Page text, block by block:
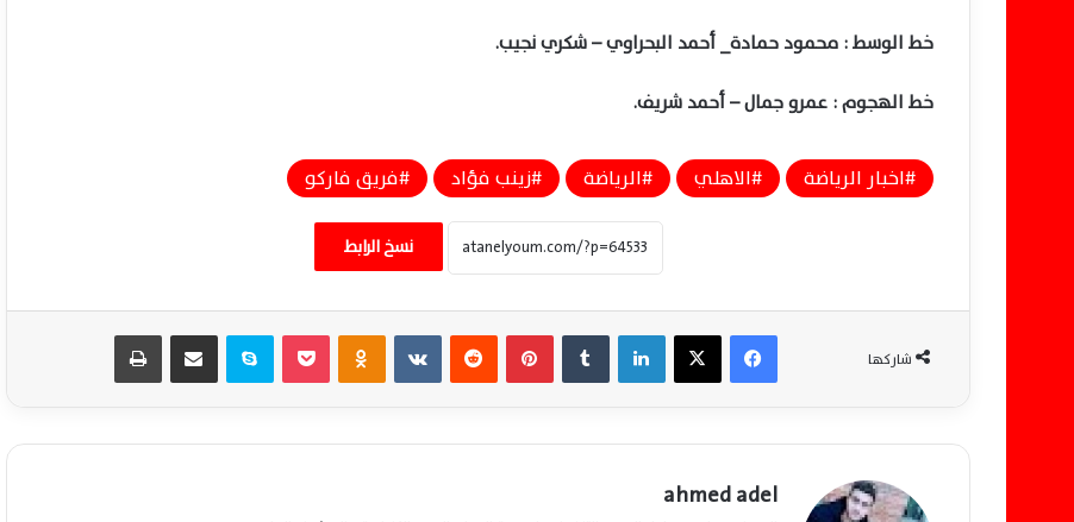
خط الوسط : محمود حمادة_ أحمد البحراوي – شكري نجيب.
خط الهجوم : عمرو جمال – أحمد شريف.
اخبار الرياضة الاهلي الرياضة زينب فؤاد فريق فاركو
نسخ الرابط
شاركها
فيسبوك ‫X لينكدإن بينتيريست ‏VKontakte سكايب مشاركة عبر البريد
ahmed adel
الأهلي يواجه النصر وديًا الخميس وعموتة
يختبر الصفقات الجديدة قبل انطلاق الموسم
عموتة يحسم مصير ثلاثي دفاع الأهلي
ويواصل تجهيز الفريق بقوة للموسم الجديد
مقاعد دوري أبطال أفريقيا المقبلة